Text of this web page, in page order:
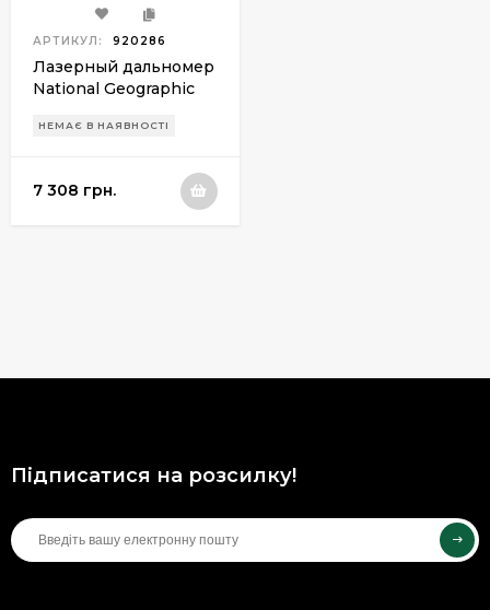
АРТИКУЛ: 920286
Лазерный дальномер
National Geographic
НЕМАЄ В НАЯВНОСТІ
7 308 грн.
Підписатися на розсилку!